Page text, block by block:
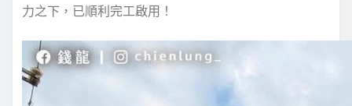
力之下，已順利完工啟用！